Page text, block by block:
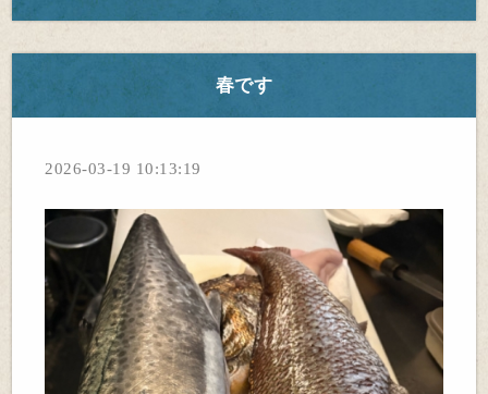
春です
2026-03-19 10:13:19